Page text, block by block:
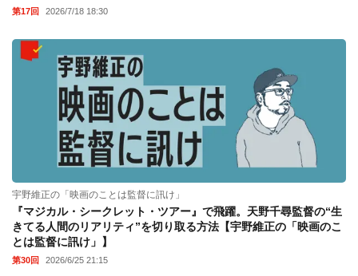
第17回 2026/7/18 18:30
宇野維正の「映画のことは監督に訊け」
『マジカル・シークレット・ツアー』で飛躍。天野千尋監督の“生
きてる人間のリアリティ”を切り取る方法【宇野維正の「映画のこ
とは監督に訊け」】
第30回 2026/6/25 21:15